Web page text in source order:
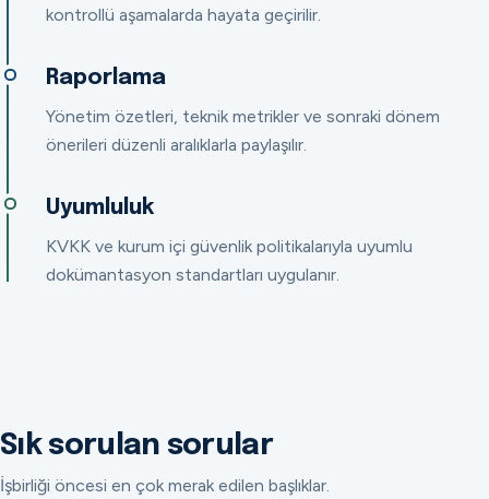
kontrollü aşamalarda hayata geçirilir.
Raporlama
Yönetim özetleri, teknik metrikler ve sonraki dönem
önerileri düzenli aralıklarla paylaşılır.
Uyumluluk
KVKK ve kurum içi güvenlik politikalarıyla uyumlu
dokümantasyon standartları uygulanır.
Sık sorulan sorular
İşbirliği öncesi en çok merak edilen başlıklar.